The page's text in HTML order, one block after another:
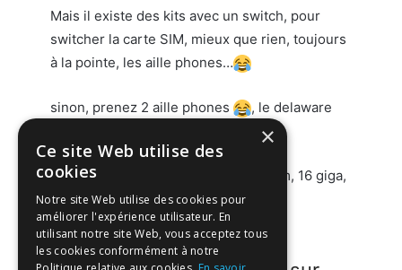
Mais il existe des kits avec un switch, pour
switcher la carte SIM, mieux que rien, toujours
à la pointe, les aille phones…
sinon, prenez 2 aille phones
, le delaware
state vous remercie pour les 700$
en 2025, aille phone 10, avec dual sim, 16 giga,
$2000
×
Ce site Web utilise des
cookies
Notre site Web utilise des cookies pour
améliorer l'expérience utilisateur. En
utilisant notre site Web, vous acceptez tous
les cookies conformément à notre